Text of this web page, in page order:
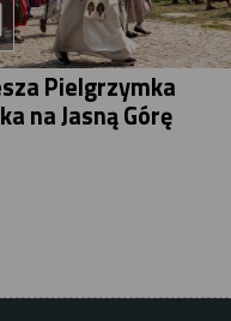
Pielgrzymka
na Jasną Górę